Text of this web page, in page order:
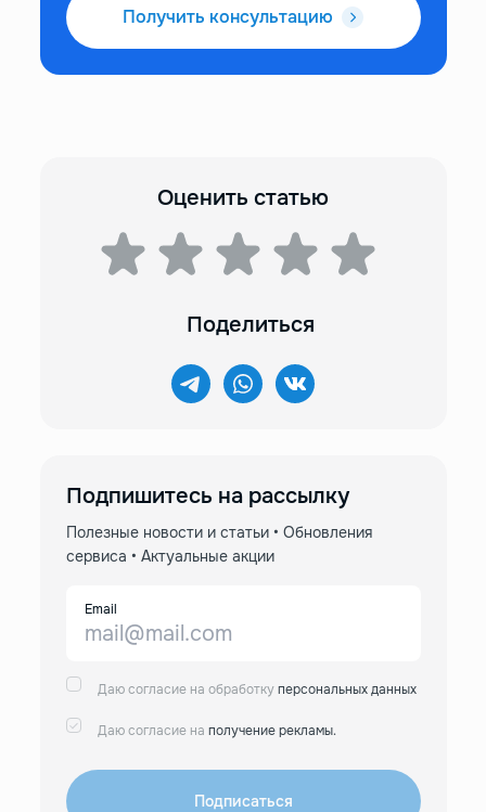
Получить консультацию
Оценить статью
Поделиться
Подпишитесь на рассылку
Полезные новости и статьи • Обновления
сервиса • Актуальные акции
Email
Даю согласие на обработкуперсональных данных
Даю согласие на получение рекламы.
Подписаться